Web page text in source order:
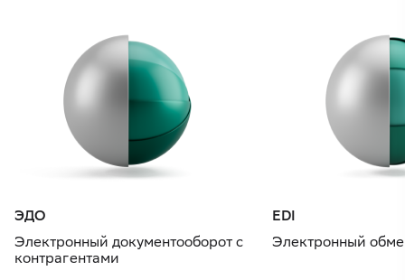
ЭДО
Электронный документооборот с
контрагентами
EDI
Электронный